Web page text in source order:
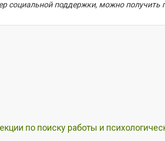
поддержки, можно получить
по поиску работы и